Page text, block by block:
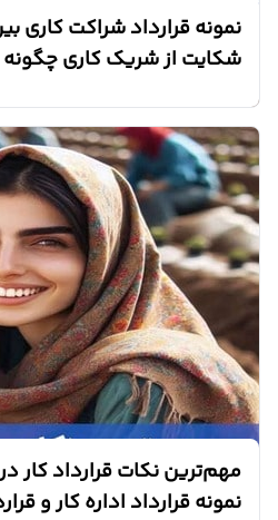
نمونه قرارداد شراکت کاری
شکایت از شریک کاری
نمونه قرارداد اداره کار و